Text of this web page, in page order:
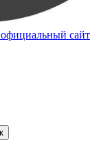
официальный сайт